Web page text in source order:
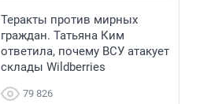
Теракты против мирных
граждан. Татьяна Ким
ответила, почему ВСУ атакует
склады Wildberries
79 826